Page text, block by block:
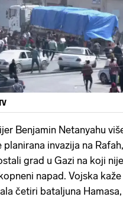
Benjamin Netanyahu
invazija na Rafah,
grad u Gazi na koji
napad. Vojska kaže
četiri bataljuna